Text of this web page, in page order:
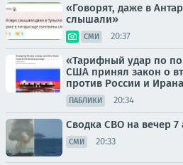
«Говорят, даже в
слышали»
СМИ 20:37
«Тарифный удар по
США принял закон о
против России и Ирана
ПАБЛИКИ 20:34
Сводка СВО на вечер 7
СМИ 20:33